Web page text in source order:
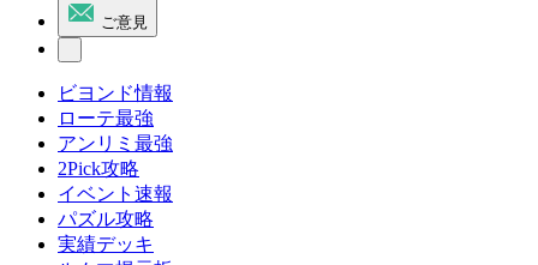
ご意見
ビヨンド情報
ローテ最強
アンリミ最強
2Pick攻略
イベント速報
パズル攻略
実績デッキ